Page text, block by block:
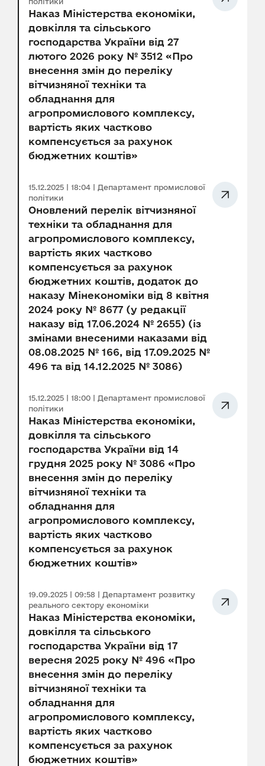
Наказ Міністерства економіки,
довкілля та сільського
господарства України від 27
лютого 2026 року № 3512 «Про
внесення змін до переліку
вітчизняної техніки та
обладнання для
агропромислового комплексу,
вартість яких частково
компенсується за рахунок
бюджетних коштів»
15.12.2025 | 18:04 | Департамент промислової
політики
Оновлений перелік вітчизняної
техніки та обладнання для
агропромислового комплексу,
вартість яких частково
компенсується за рахунок
бюджетних коштів, додаток до
наказу Мінекономіки від 8 квітня
2024 року № 8677 (у редакції
наказу від 17.06.2024 № 2655) (із
змінами внесеними наказами від
08.08.2025 № 166, від 17.09.2025 №
496 та від 14.12.2025 № 3086)
15.12.2025 | 18:00 | Департамент промислової
політики
Наказ Міністерства економіки,
довкілля та сільського
господарства України від 14
грудня 2025 року № 3086 «Про
внесення змін до переліку
вітчизняної техніки та
обладнання для
агропромислового комплексу,
вартість яких частково
компенсується за рахунок
бюджетних коштів»
19.09.2025 | 09:58 | Департамент розвитку
реального сектору економіки
Наказ Міністерства економіки,
довкілля та сільського
господарства України від 17
вересня 2025 року № 496 «Про
внесення змін до переліку
вітчизняної техніки та
обладнання для
агропромислового комплексу,
вартість яких частково
компенсується за рахунок
бюджетних коштів»